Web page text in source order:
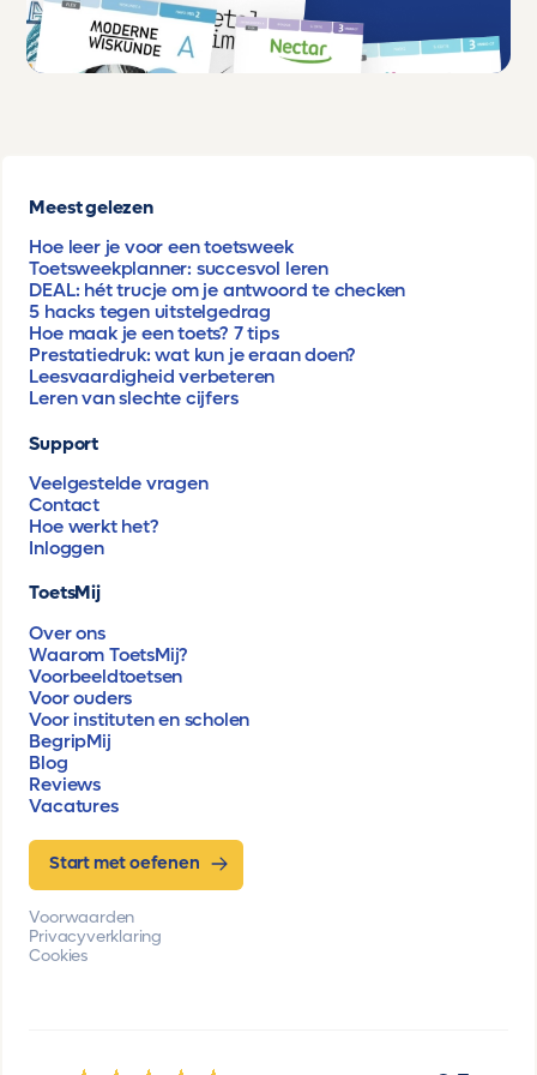
Meest gelezen
Hoe leer je voor een toetsweek
Toetsweekplanner: succesvol leren
DEAL: hét trucje om je antwoord te checken
5 hacks tegen uitstelgedrag
Hoe maak je een toets? 7 tips
Prestatiedruk: wat kun je eraan doen?
Leesvaardigheid verbeteren
Leren van slechte cijfers
Support
Veelgestelde vragen
Contact
Hoe werkt het?
Inloggen
ToetsMij
Over ons
Waarom ToetsMij?
Voorbeeldtoetsen
Voor ouders
Voor instituten en scholen
BegripMij
Blog
Reviews
Vacatures
Start met oefenen
Voorwaarden
Privacyverklaring
Cookies